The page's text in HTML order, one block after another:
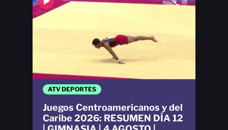
ATV DEPORTES
Juegos Centroamericanos y del
Caribe 2026: RESUMEN DÍA 12